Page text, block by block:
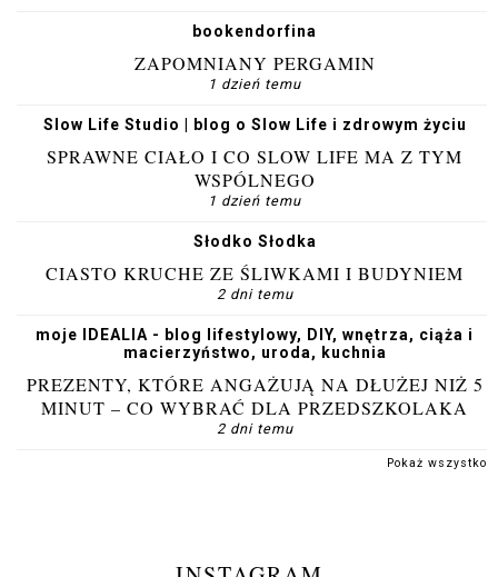
bookendorfina
ZAPOMNIANY PERGAMIN
1 dzień temu
Slow Life Studio | blog o Slow Life i zdrowym życiu
SPRAWNE CIAŁO I CO SLOW LIFE MA Z TYM
WSPÓLNEGO
1 dzień temu
Słodko Słodka
CIASTO KRUCHE ZE ŚLIWKAMI I BUDYNIEM
2 dni temu
moje IDEALIA - blog lifestylowy, DIY, wnętrza, ciąża i
macierzyństwo, uroda, kuchnia
PREZENTY, KTÓRE ANGAŻUJĄ NA DŁUŻEJ NIŻ 5
MINUT – CO WYBRAĆ DLA PRZEDSZKOLAKA
2 dni temu
Pokaż wszystko